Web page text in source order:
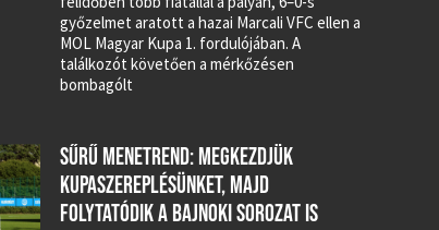
győzelmet aratott a hazai Marcali VFC ellen a
MOL Magyar Kupa 1. fordulójában. A
találkozót követően a mérkőzésen
bombagólt
SŰRŰ MENETREND: MEGKEZDJÜK
KUPASZEREPLÉSÜNKET, MAJD
FOLYTATÓDIK A BAJNOKI SOROZAT IS